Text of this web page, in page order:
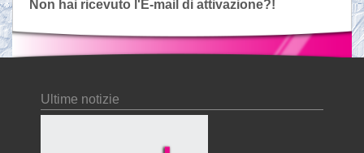
Non hai ricevuto l'E-mail di attivazione?!
Ultime notizie